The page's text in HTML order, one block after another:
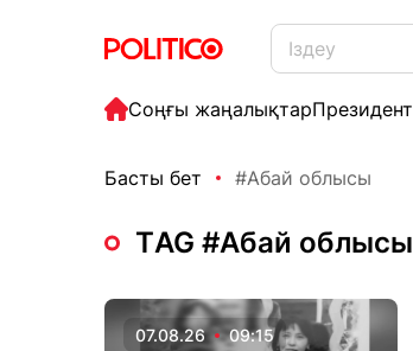
Соңғы жаңалықтарПрезидент
Басты бет #Абай облысы
ТAG #Абай облысы
07.08.26 09:15